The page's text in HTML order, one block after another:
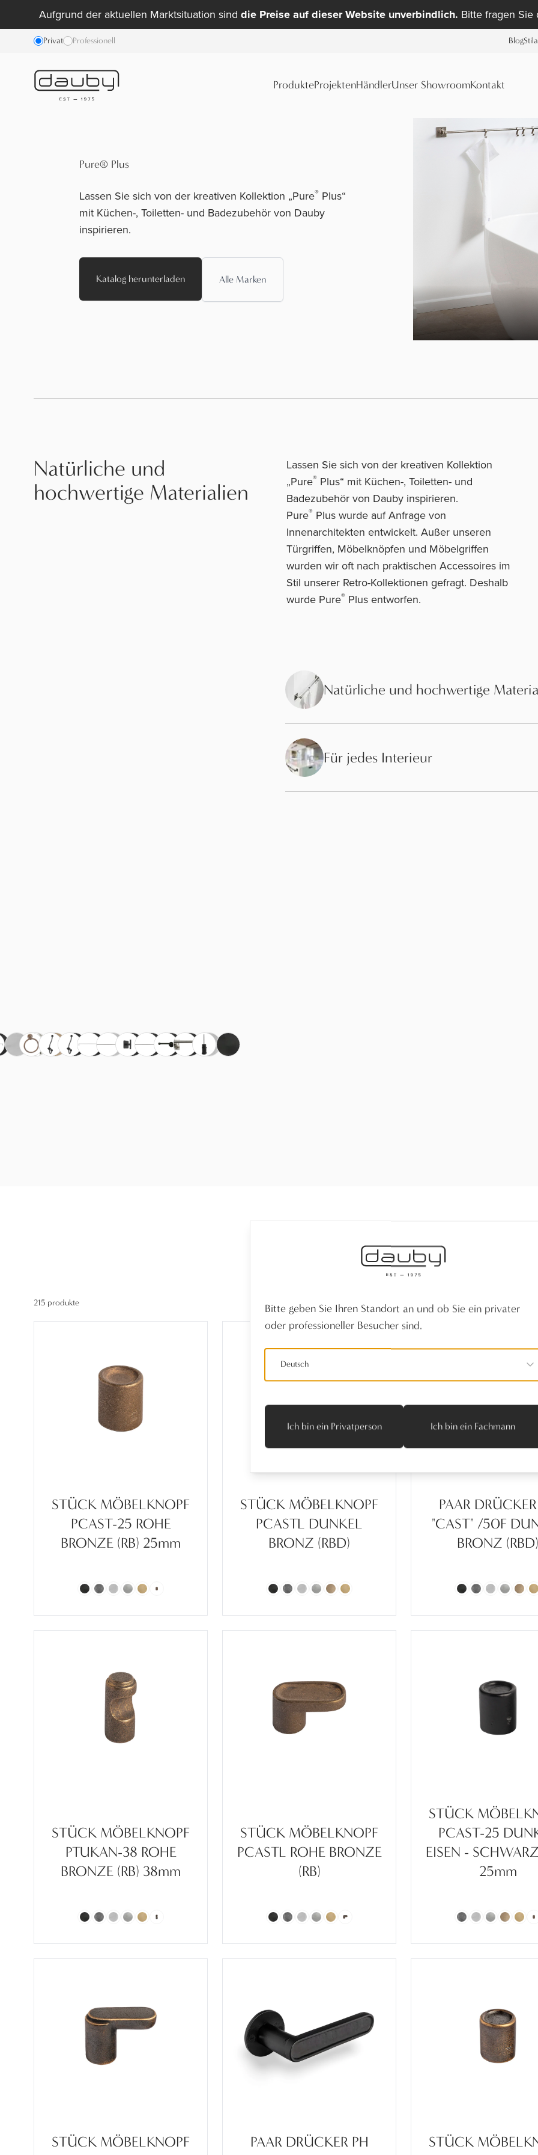
Aufgrund der aktuellen Marktsituation sind die Preise auf dieser Website unverbindlich. Bitte fragen Sie
Privat Professionell Blog
ProdukteProjektenHändlerUnser ShowroomKontakt
Pure® Plus
Lassen Sie sich von der kreativen Kollektion „Pure® Plus“
mit Küchen-, Toiletten- und Badezubehör von Dauby
inspirieren.
Katalog herunterladen Alle Marken
Natürliche und
hochwertige Materialien
Lassen Sie sich von der kreativen Kollektion
„Pure® Plus“ mit Küchen-, Toiletten- und
Badezubehör von Dauby inspirieren.
Pure® Plus wurde auf Anfrage von
Innenarchitekten entwickelt. Außer unseren
Türgriffen, Möbelknöpfen und Möbelgriffen
wurden wir oft nach praktischen Accessoires im
Stil unserer Retro-Kollektionen gefragt. Deshalb
wurde Pure® Plus entworfen.
Natürliche und hochwertige
Für jedes Interieur
Nicholas Erreweyaert x Dauby
215 produkte
STÜCK MÖBELKNOPF
PCAST-25 ROHE
BRONZE (RB) 25mm
STÜCK MÖBELKNOPF
PCASTL DUNKEL
BRONZ (RBD)
PAAR
"CAST" /50F
BRONZ (RBD)
STÜCK MÖBELKNOPF
PTUKAN-38 ROHE
BRONZE (RB) 38mm
STÜCK MÖBELKNOPF
PCASTL ROHE BRONZE
(RB)
STÜCK
PCAST-25
EISEN -
25mm
STÜCK MÖBELKNOPF
PAAR DRÜCKER PH
STÜCK
Bitte geben Sie Ihren Standort an und ob Sie ein privater
oder professioneller Besucher sind.
Deutsch
Ich bin ein Privatperson Ich bin ein Fachmann